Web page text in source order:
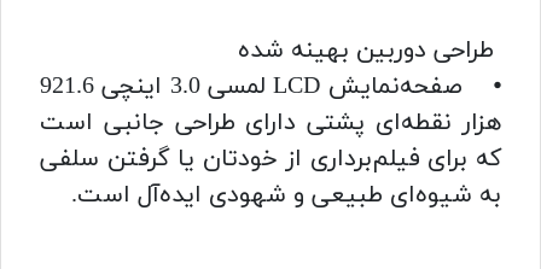
طراحی دوربین بهینه شده
⦁ صفحه‌نمایش LCD لمسی 3.0 اینچی 921.6
هزار نقطه‌ای پشتی دارای طراحی جانبی است
که برای فیلم‌برداری از خودتان یا گرفتن سلفی
به شیوه‌ای طبیعی و شهودی ایده‌آل است.